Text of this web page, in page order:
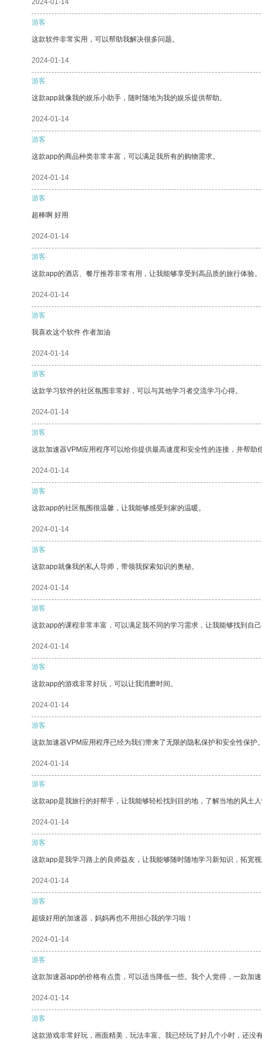
2024-01-14
游客
这款软件非常实用，可以帮助我解决很多问题。
2024-01-14
游客
这款app就像我的娱乐小助手，随时随地为我的娱乐提供帮助。
2024-01-14
游客
这款app的商品种类非常丰富，可以满足我所有的购物需求。
2024-01-14
游客
超棒啊 好用
2024-01-14
游客
这款app的酒店、餐厅推荐非常有用，让我能够享受到高品质的旅行体验。
2024-01-14
游客
我喜欢这个软件 作者加油
2024-01-14
游客
这款学习软件的社区氛围非常好，可以与其他学习者交流学习心得。
2024-01-14
游客
这款加速器VPM应用程序可以给你提供最高速度和安全性的连接，并帮助
2024-01-14
游客
这款app的社区氛围很温馨，让我能够感受到家的温暖。
2024-01-14
游客
这款app就像我的私人导师，带领我探索知识的奥秘。
2024-01-14
游客
这款app的课程非常丰富，可以满足我不同的学习需求，让我能够找到自己
2024-01-14
游客
这款app的游戏非常好玩，可以让我消磨时间。
2024-01-14
游客
这款加速器VPM应用程序已经为我们带来了无限的隐私保护和安全性保护。
2024-01-14
游客
这款app是我旅行的好帮手，让我能够轻松找到目的地，了解当地的风土人
2024-01-14
游客
这款app是我学习路上的良师益友，让我能够随时随地学习新知识，拓宽视
2024-01-14
游客
超级好用的加速器，妈妈再也不用担心我的学习啦！
2024-01-14
游客
这款加速器app的价格有点贵，可以适当降低一些。我个人觉得，一款加
2024-01-14
游客
这款游戏非常好玩，画面精美，玩法丰富。我已经玩了好几个小时，还没有